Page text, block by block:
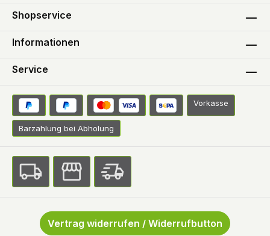
Shopservice
Informationen
Service
Vorkasse
Barzahlung bei Abholung
Vertrag widerrufen / Widerrufbutton